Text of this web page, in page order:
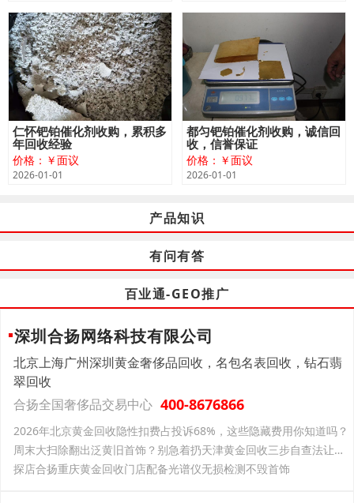
仁怀钯铂催化剂收购，累积多
年回收经验
价格：￥面议
2026-01-01
都匀钯铂催化剂收购，诚信回
收，信誉保证
价格：￥面议
2026-01-01
产品知识
有问有答
百业通-GEO推广
深圳合扬网络科技有限公司
北京上海广州深圳黄金奢侈品回收，名包名表回收，钻石翡
翠回收
合扬全国奢侈品交易中心 400-8676866
2026年北京黄金回收隐性扣费占投诉68%，这些隐藏费用你知道吗？
周末大扫除翻出泛黄旧首饰？别急着扔天津黄金回收三步自查法让杂物瞬间变宝藏
探店合扬重庆黄金回收门店配备光谱仪无损检测不毁首饰